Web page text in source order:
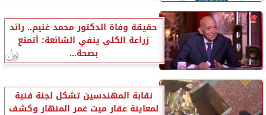
حقيقة وفاة الدكتور محمد غنيم.. رائد
زراعة الكلى ينفي الشائعة: أتمتع
بصحة...
نقابة المهندسين تشكل لجنة فنية
لمعاينة عقار ميت غمر المنهار وكشف